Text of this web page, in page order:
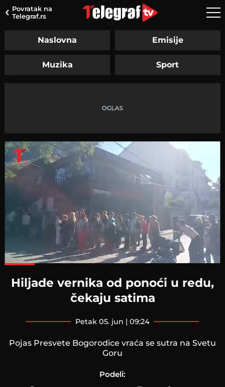
Povratak na
Telegraf.rs
Naslovna Emisije
Muzika Sport
Hiljade vernika od ponoći u redu,
čekaju satima
petak 05. jun | 09:24
Pojas Presvete Bogorodice vraća se sutra na Svetu
Goru
Podeli: